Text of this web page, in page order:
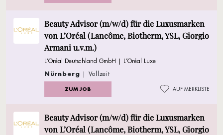
Beauty Advisor (m/w/d) für die Luxusmarken
von L’Oréal (Lancôme, Biotherm, YSL, Giorgio
Armani u.v.m.)
L’Oréal Deutschland GmbH | L’Oréal Luxe
Nürnberg | Vollzeit
ZUM JOB AUF MERKLISTE
Beauty Advisor (m/w/d) für die Luxusmarken
von L’Oréal (Lancôme, Biotherm, YSL, Giorgio